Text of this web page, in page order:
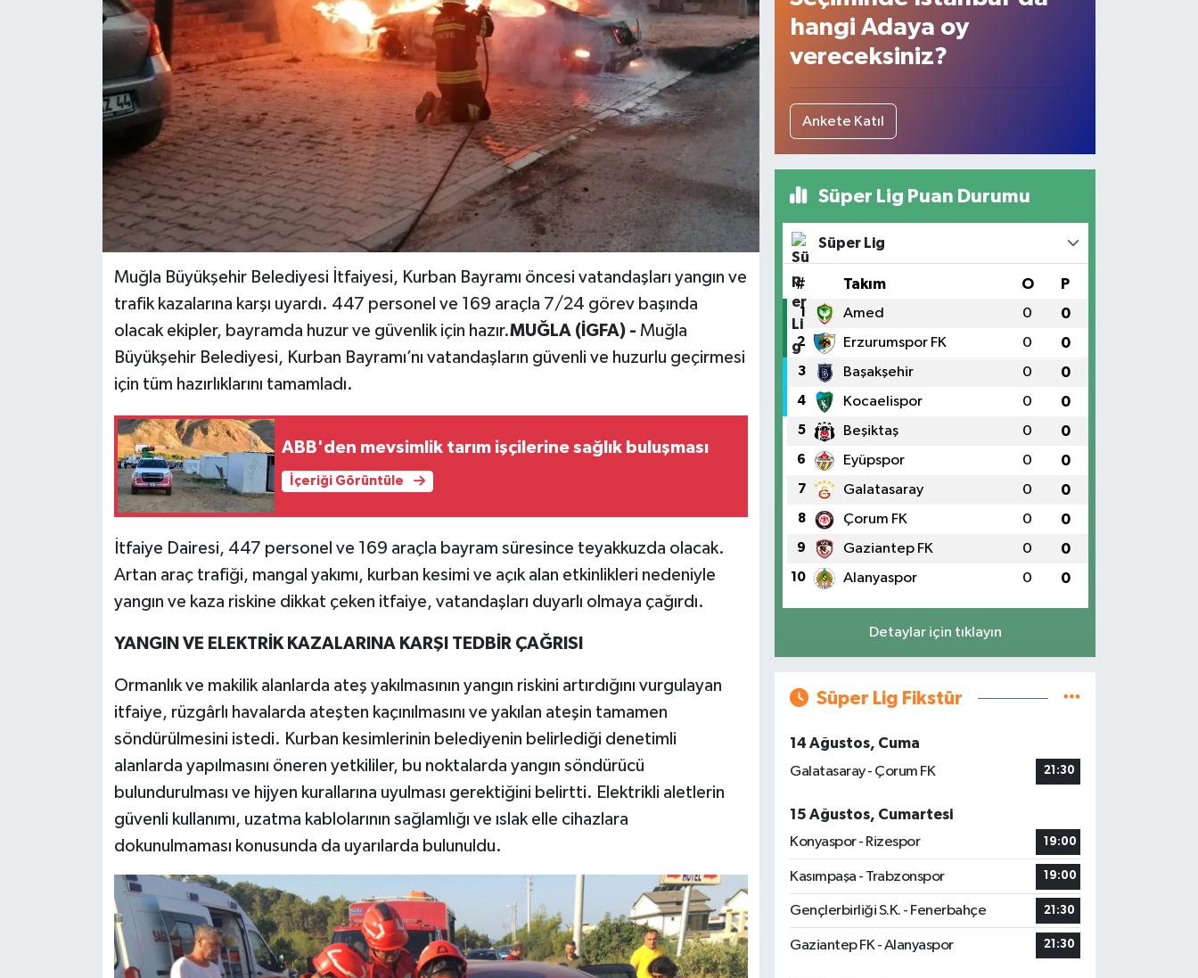
Muğla Büyükşehir Belediyesi İtfaiyesi, Kurban Bayramı öncesi vatandaşları yangın ve
trafik kazalarına karşı uyardı. 447 personel ve 169 araçla 7/24 görev başında
olacak ekipler, bayramda huzur ve güvenlik için hazır.MUĞLA (İGFA) - Muğla
Büyükşehir Belediyesi, Kurban Bayramı’nı vatandaşların güvenli ve huzurlu geçirmesi
için tüm hazırlıklarını tamamladı.
ABB'den mevsimlik tarım işçilerine sağlık buluşması
İçeriği Görüntüle
İtfaiye Dairesi, 447 personel ve 169 araçla bayram süresince teyakkuzda olacak.
Artan araç trafiği, mangal yakımı, kurban kesimi ve açık alan etkinlikleri nedeniyle
yangın ve kaza riskine dikkat çeken itfaiye, vatandaşları duyarlı olmaya çağırdı.
YANGIN VE ELEKTRİK KAZALARINA KARŞI TEDBİR ÇAĞRISI
Ormanlık ve makilik alanlarda ateş yakılmasının yangın riskini artırdığını vurgulayan
itfaiye, rüzgârlı havalarda ateşten kaçınılmasını ve yakılan ateşin tamamen
söndürülmesini istedi. Kurban kesimlerinin belediyenin belirlediği denetimli
alanlarda yapılmasını öneren yetkililer, bu noktalarda yangın söndürücü
bulundurulması ve hijyen kurallarına uyulması gerektiğini belirtti. Elektrikli aletlerin
güvenli kullanımı, uzatma kablolarının sağlamlığı ve ıslak elle cihazlara
dokunulmaması konusunda da uyarılarda bulunuldu.
hangi Adaya oy
vereceksiniz?
Ankete Katıl
Süper Lig Puan Durumu
Süper Lig
# Takım O P
1 Amed 0 0
2 Erzurumspor FK 0 0
3 Başakşehir 0 0
4 Kocaelispor 0 0
5 Beşiktaş 0 0
6 Eyüpspor 0 0
7 Galatasaray 0 0
8 Çorum FK 0 0
9 Gaziantep FK 0 0
10 Alanyaspor 0 0
Detaylar için tıklayın
Süper Lig Fikstür
14 Ağustos, Cuma
Galatasaray - Çorum FK
21:30
15 Ağustos, Cumartesi
Konyaspor - Rizespor
19:00
Kasımpaşa - Trabzonspor 19:00
Gençlerbirliği S.K. - Fenerbahçe 21:30
Gaziantep FK - Alanyaspor 21:30